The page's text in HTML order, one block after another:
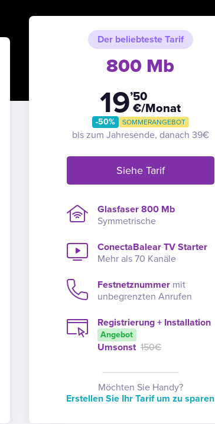
Der beliebteste Tarif
800 Mb
19’50
€/Monat
-50% SOMMERANGEBOT
bis zum Jahresende, danach 39€
Siehe Tarif
Glasfaser 800 Mb
Symmetrische
ConectaBalear TV Starter
Mehr als 70 Kanäle
Festnetznummermit
unbegrenzten Anrufen
Registrierung + Installation
Angebot
Umsonst 150€
Möchten Sie Handy?
Erstellen Sie Ihr Tarif um zu sparen